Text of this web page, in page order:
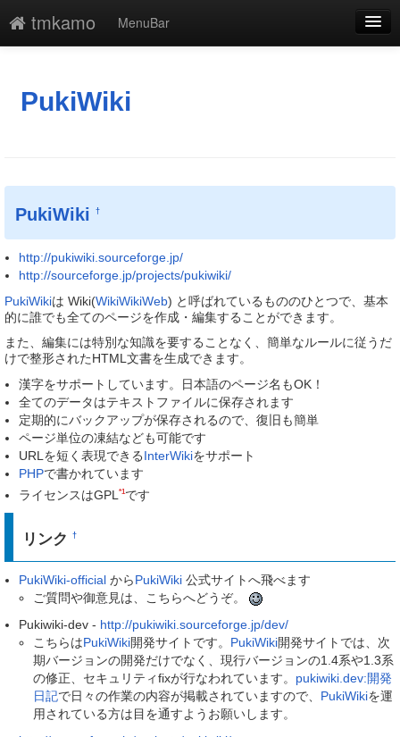
tmkamo
MenuBar
添付
一覧
単語検索
PukiWiki
PukiWiki †
http://pukiwiki.sourceforge.jp/
http://sourceforge.jp/projects/pukiwiki/
PukiWikiは Wiki(WikiWikiWeb) と呼ばれているもののひとつで、基本
的に誰でも全てのページを作成・編集することができます。
また、編集には特別な知識を要することなく、簡単なルールに従うだ
けで整形されたHTML文書を生成できます。
漢字をサポートしています。日本語のページ名もOK！
全てのデータはテキストファイルに保存されます
定期的にバックアップが保存されるので、復旧も簡単
ページ単位の凍結なども可能です
URLを短く表現できるInterWikiをサポート
PHPで書かれています
ライセンスはGPL *1です
リンク†
PukiWiki-official からPukiWiki 公式サイトへ飛べます
ご質問や御意見は、こちらへどうぞ。
Pukiwiki-dev - http://pukiwiki.sourceforge.jp/dev/
こちらはPukiWiki開発サイトです。 PukiWiki開発サイトでは、次
期バージョンの開発だけでなく、現行バージョンの1.4系や1.3系
の修正、セキュリティfixが行なわれています。 pukiwiki.dev:開発
日記で日々の作業の内容が掲載されていますので、 PukiWikiを運
用されている方は目を通すようお願いします。